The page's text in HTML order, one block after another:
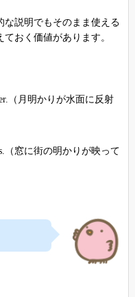
な説明でもそのまま使える
おく価値があります。
（月明かりが水面に反射
（窓に街の明かりが映って